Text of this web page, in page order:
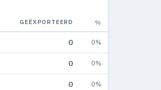
GEËXPORTEERD %
0 0%
0 0%
0 0%